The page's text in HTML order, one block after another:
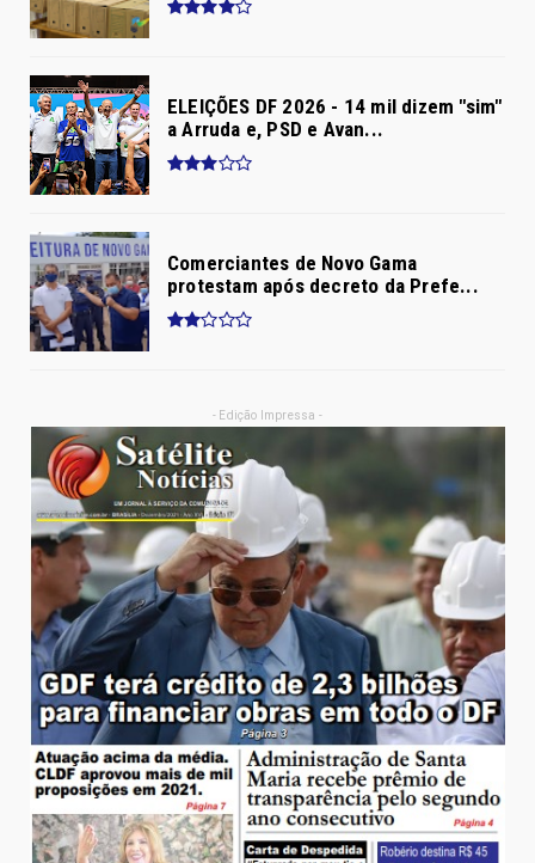
ELEIÇÕES DF 2026 - 14 mil dizem "sim"
a Arruda e, PSD e Avan...
Comerciantes de Novo Gama
protestam após decreto da Prefe...
- Edição Impressa -